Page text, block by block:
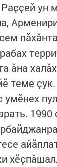
ун
ӑна
теме ҫук.